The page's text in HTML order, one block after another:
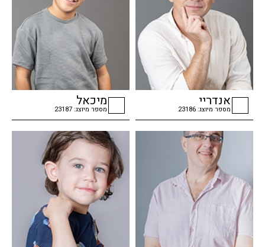
checkbox
אנדריי
מספר מיוצג: 23186
checkbox
מיכאל
מספר מיוצג: 23187